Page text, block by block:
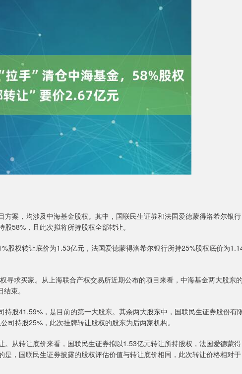
案，均涉及中海基金股权。其中，国联民生证券和法国爱德蒙得洛希尔银行
58%，且此次拟将所持股权全部转让。
权转让底价为1.53亿元，法国爱德蒙得洛希尔银行所持25%股权底价为
求买家。从上海联合产权交易所近期公布的项目来看，中海基金两大股东
束。
股41.59%，是目前的第一大股东。其余两大股东中，国联民生证券股份有
持股25%，此次挂牌转让股权的股东为后两家机构。
从转让底价来看，国联民生证券拟以1.53亿元转让所持股权，法国爱德蒙得
，国联民生证券披露的股权评估价值与转让底价相同，此次转让价格相对于